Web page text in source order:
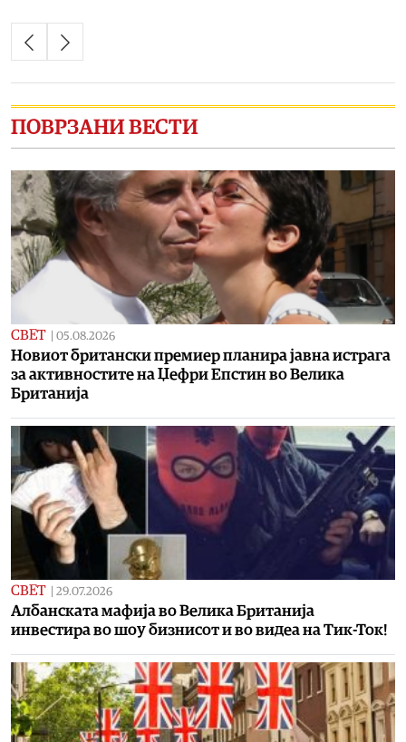
ПОВРЗАНИ ВЕСТИ
СВЕТ 05.08.2026
Новиот британски премиер планира јавна истрага
за активностите на Џефри Епстин во Велика
Британија
СВЕТ 29.07.2026
Aлбанската мафија во Велика Британија
инвестира во шоу бизнисот и во видеа на Тик-Ток!